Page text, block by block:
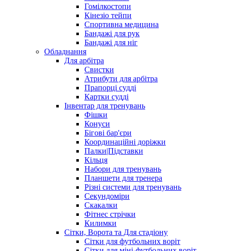
Гомілкостопи
Кінезіо тейпи
Спортивна медицина
Бандажі для рук
Бандажі для ніг
Обладнання
Для арбітра
Свистки
Атрибути для арбітра
Прапорці судді
Картки судді
Інвентар для тренувань
Фішки
Конуси
Бігові бар'єри
Координаційні доріжки
Палки|Підставки
Кільця
Набори для тренувань
Планшети для тренера
Різні системи для тренувань
Секундоміри
Скакалки
Фітнес стрічки
Килимки
Сітки, Ворота та Для стадіону
Сітки для футбольних воріт